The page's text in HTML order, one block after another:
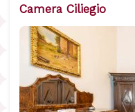
Camera Ciliegio